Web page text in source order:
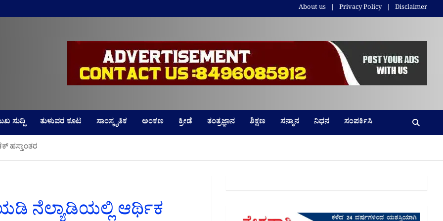
About us Privacy Policy Disclaimer
ಸುದ್ದಿ ತುಳುವರ ಕೂಟ ಸಾಂಸ್ಕೃತಿಕ ಅಂಕಣ ಕ್ರೀಡೆ ತಂತ್ರಜ್ಞಾನ ಶಿಕ್ಷಣ ಸನ್ಮಾನ ನಿಧನ ಸಂಪರ್ಕಿಸಿ
ಹಸ್ತಾಂತರ
ನೆಲ್ಯಾಡಿಯಲ್ಲಿ ಆರ್ಥಿಕ